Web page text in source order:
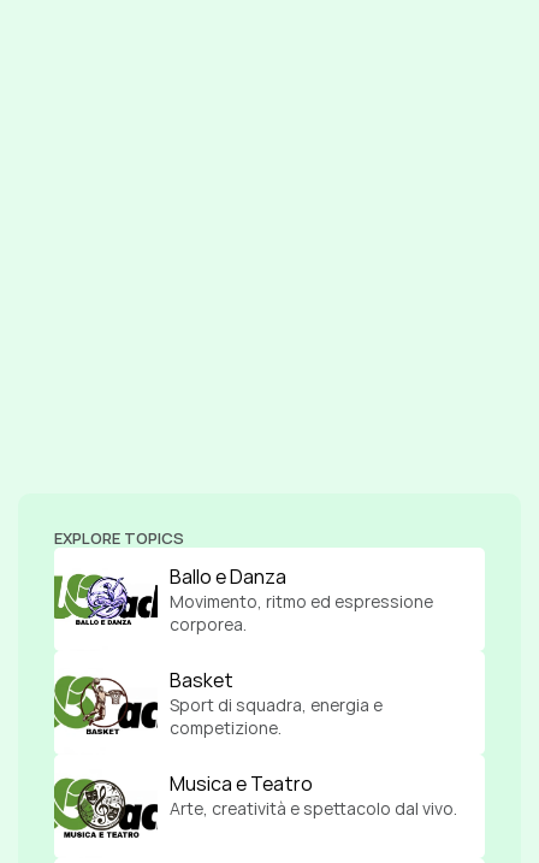
EXPLORE TOPICS
Ballo e Danza
Movimento, ritmo ed espressione
corporea.
Basket
Sport di squadra, energia e
competizione.
Musica e Teatro
Arte, creatività e spettacolo dal vivo.